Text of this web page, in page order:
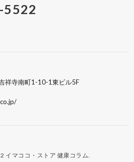
5522
祥寺南町1-10-1東ビル5F
イマココ・ストア 健康コラム.